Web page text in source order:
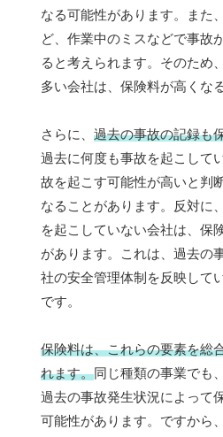
なる可能性があります。また
ど、作業中のミスなどで事故
ると考えられます。そのため
多い会社は、保険料が高くな
さらに、 過去の事故の記録も
過去に何度も事故を起こして
故を起こす可能性が高いと判
なることがあります。反対に
を起こしていない会社は、保
があります。これは、過去の
社の安全管理体制を反映して
です。
保険料は、これらの要素を総
れます。同じ種類の事業でも
過去の事故発生状況によって
可能性があります。ですから